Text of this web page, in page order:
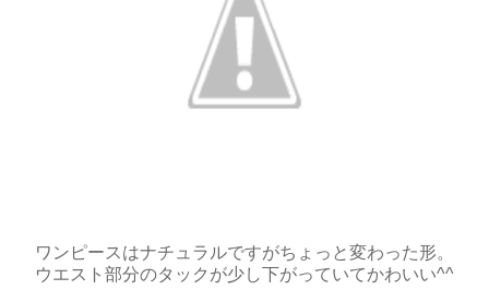
ワンピースはナチュラルですがちょっと変わった形。
ウエスト部分のタックが少し下がっていてかわいい^^